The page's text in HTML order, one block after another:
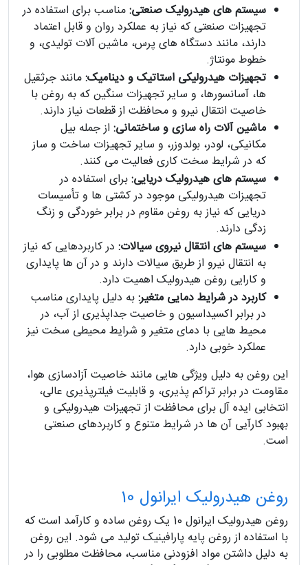
سیستم های هیدرولیک صنعتی:مناسب برای استفاده در
تجهیزات صنعتی که نیاز به عملکرد روان و قابل اعتماد
دارند، مانند دستگاه های پرس، ماشین آلات تولیدی، و
خطوط مونتاژ.
تجهیزات هیدرولیکی استاتیک و دینامیک:مانند جرثقیل
ها، آسانسورها، و سایر تجهیزات سنگین که به روغن با
خاصیت انتقال نیرو و محافظت از قطعات نیاز دارند.
ماشین آلات راه سازی و ساختمانی: از جمله بیل
مکانیکی، لودر، بولدوزر، و سایر تجهیزات ساخت و ساز
که در شرایط سخت کاری فعالیت می کنند.
سیستم های هیدرولیک دریایی:برای استفاده در
تجهیزات هیدرولیکی موجود در کشتی ها و تأسیسات
دریایی که نیاز به روغن مقاوم در برابر خوردگی و زنگ
زدگی دارند.
سیستم های انتقال نیروی سیالات: در کاربردهایی که نیاز
به انتقال نیرو از طریق سیالات دارند و در آن ها پایداری
و کارایی روغن هیدرولیک اهمیت دارد.
کاربرد در شرایط دمایی متغیر:به دلیل پایداری مناسب
در برابر اکسیداسیون و خاصیت جداپذیری از آب، در
محیط هایی با دمای متغیر و شرایط محیطی سخت نیز
عملکرد خوبی دارد.
این روغن به دلیل ویژگی هایی مانند خاصیت آزادسازی هوا،
مقاومت در برابر تراکم پذیری، و قابلیت فیلترپذیری عالی،
انتخابی ایده آل برای محافظت از تجهیزات هیدرولیکی و
بهبود کارآیی آن ها در شرایط متنوع و کاربردهای صنعتی
است.
روغن هیدرولیک ایرانول 10
روغن هیدرولیک ایرانول 10 یک روغن ساده و کارآمد است که
با استفاده از روغن پایه پارافینیک تولید می شود. این روغن
به دلیل داشتن مواد افزودنی مناسب، محافظت مطلوبی را در